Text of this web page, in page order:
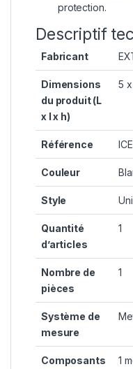
protection.
Descriptif
Fabricant
Dimensions
du produit (L
x l x h)
‎5
Référence ‎ICE
Couleur
Style
Quantité
d’articles
‎1
Nombre de
pièces
‎1
Système de
mesure
Composants
‎1